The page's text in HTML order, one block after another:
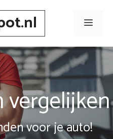
Menu
voor je auto!